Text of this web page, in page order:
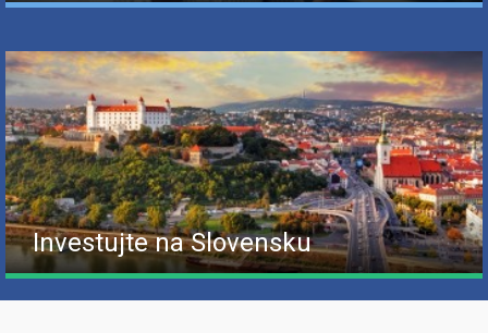
Investujte na Slovensku